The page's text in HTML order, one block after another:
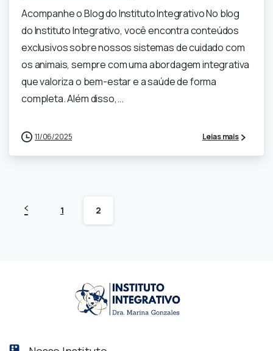
Acompanhe o Blog do Instituto Integrativo No blog
do Instituto Integrativo, você encontra conteúdos
exclusivos sobre nossos sistemas de cuidado com
os animais, sempre com uma abordagem integrativa
que valoriza o bem-estar e a saúde de forma
completa. Além disso,...
11/06/2025 Leias mais
1 2